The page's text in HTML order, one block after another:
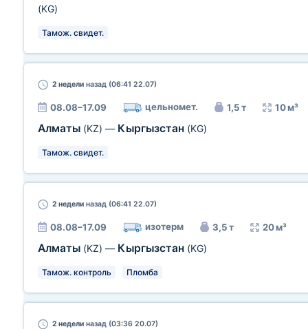
(KG)
Тамож. свидет.
2 недели назад (06:41 22.07)
08.08–17.09 цельномет. 1,5 т 10 м³
Алматы (KZ) — Кыргызстан (KG)
Тамож. свидет.
2 недели назад (06:41 22.07)
08.08–17.09 изотерм 3,5 т 20 м³
Алматы (KZ) — Кыргызстан (KG)
Тамож. контроль Пломба
2 недели назад (03:36 20.07)